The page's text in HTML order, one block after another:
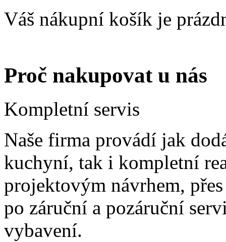
Váš nákupní košík je
Proč nakupovat u nás
Kompletní servis
Naše firma provádí jak
kuchyní, tak i kompletní
projektovým návrhem,
po záruční a pozáruční
vybavení.